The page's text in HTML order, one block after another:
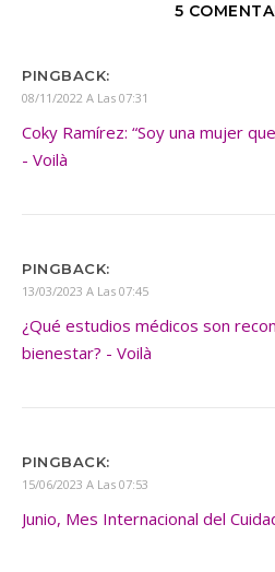
5
PINGBACK:
08/11/2022 A Las 07:31
Coky Ramírez: “Soy una mujer
- Voilà
PINGBACK:
13/03/2023 A Las 07:45
¿Qué estudios médicos son
bienestar? - Voilà
PINGBACK:
15/06/2023 A Las 07:53
Junio, Mes Internacional del